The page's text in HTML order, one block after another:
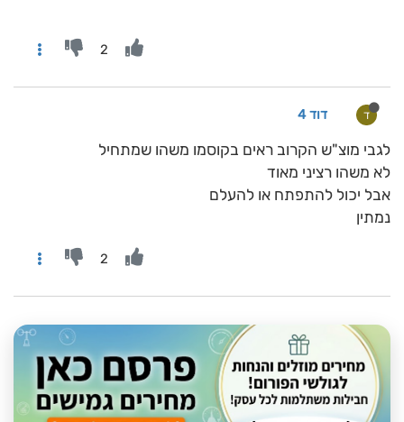
2
ד דוד 4
לגבי מוצ"ש הקרוב ראים בקוסמו משהו שמתחיל
לא משהו רציני מאוד
אבל יכול להתפתח או להעלם
נמתין
2